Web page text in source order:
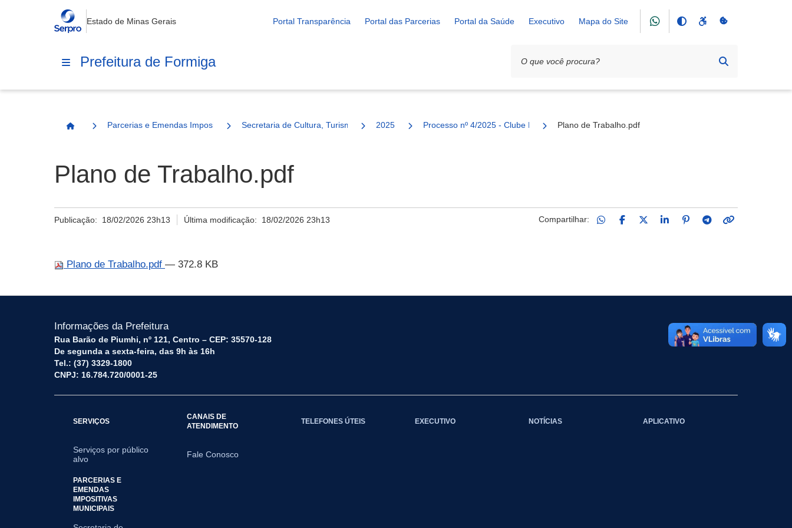
Estado de Minas Gerais Portal Transparência Portal das Parcerias Portal da Saúde Executivo Mapa do Site
Prefeitura de Formiga
Página Inicial
Parcerias e Emendas Impositivas MunicipaisSecretaria de Cultura, Turismo e Esporte
2025 Processo nº 4/2025 - Clube Literário Marconi Montoli
Plano de Trabalho.pdf
Plano de Trabalho.pdf
Publicação: 18/02/2026 23h13 Última modificação: 18/02/2026 23h13 Compartilhar:
Plano de Trabalho.pdf — 372.8 KB
Informações da Prefeitura
Rua Barão de Piumhi, nº 121, Centro – CEP: 35570-128
De segunda a sexta-feira, das 9h às 16h
Tel.: (37) 3329-1800
CNPJ: 16.784.720/0001-25
SERVIÇOS
Serviços por público
alvo
CANAIS DE
ATENDIMENTO
Fale Conosco
TELEFONES ÚTEIS EXECUTIVO NOTÍCIAS APLICATIVO
PARCERIAS E
EMENDAS
IMPOSITIVAS
MUNICIPAIS